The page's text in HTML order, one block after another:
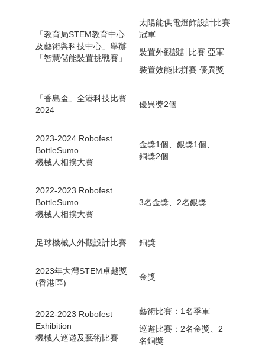
「教育局STEM教育中心
及藝術與科技中心」舉辦
「智慧儲能裝置挑戰賽」
太陽能供電燈飾設計比賽
冠軍
裝置外觀設計比賽 亞軍
裝置效能比拼賽 優異獎
「香島盃」全港科技比賽
2024
優異獎2個
2023-2024 Robofest
BottleSumo
機械人相撲大賽
金獎1個、銀獎1個、
銅獎2個
2022-2023 Robofest
BottleSumo
機械人相撲大賽
3名金獎、2名銀獎
足球機械人外觀設計比賽 銅獎
2023年大灣STEM卓越獎
(香港區)
金獎
2022-2023 Robofest
Exhibition
機械人巡遊及藝術比賽
藝術比賽：1名季軍
巡遊比賽：2名金獎、2
名銅獎